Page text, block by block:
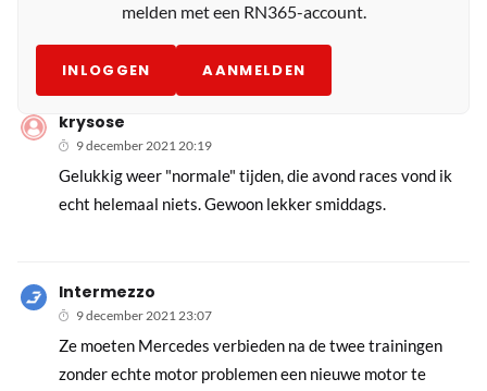
melden met een RN365-account.
INLOGGEN AANMELDEN
krysose
9 december 2021 20:19
Gelukkig weer "normale" tijden, die avond races vond ik
echt helemaal niets. Gewoon lekker smiddags.
Intermezzo
9 december 2021 23:07
Ze moeten Mercedes verbieden na de twee trainingen
zonder echte motor problemen een nieuwe motor te